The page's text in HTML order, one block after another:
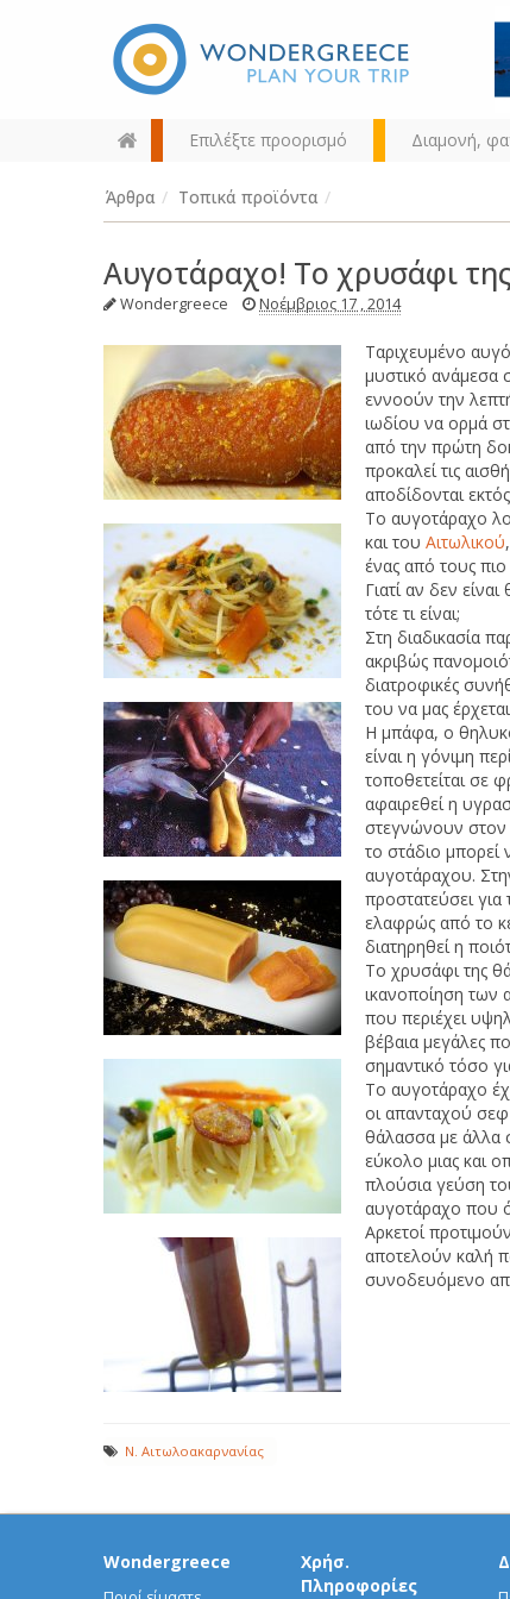
Επιλέξτε προορισμό Διαμονή,
Διαλέξτε τον προορισμό σας
από τον χάρτη, την αναζήτηση
ή αλφαβητικά
Άρθρα / Τοπικά προϊόντα /
Αυγοτάραχο! Το χρυσάφι
Wondergreece Νοέμβριος 17 , 2014
Ταριχευμένο
μυστικό ανάμεσα
εννοούν την
ιωδίου να ορμά
από την πρώτη
προκαλεί τις
αποδίδονται
Το αυγοτάραχο
και του Αιτωλικού
ένας από τους
Γιατί αν δεν
τότε τι είναι;
Στη διαδικασία
ακριβώς
διατροφικές
του να μας
Η μπάφα, ο
είναι η γόνιμη
τοποθετείται σε
αφαιρεθεί η
στεγνώνουν στον
το στάδιο μπορεί
αυγοτάραχου.
προστατεύσει
ελαφρώς από το
διατηρηθεί η
Το χρυσάφι της
ικανοποίηση των
που περιέχει
βέβαια μεγάλες
σημαντικό τόσο
Το αυγοτάραχο
οι απανταχού σεφ
θάλασσα με άλλα
εύκολο μιας και
πλούσια γεύση
αυγοτάραχο που
Αρκετοί
αποτελούν καλή
συνοδευόμενο
Ν. Αιτωλοακαρνανίας
Wondergreece
Χρήσ.
Πληροφορίες